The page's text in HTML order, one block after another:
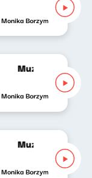
Monika Borzym
Muzyczny
Monika Borzym
Muzyczny
Monika Borzym